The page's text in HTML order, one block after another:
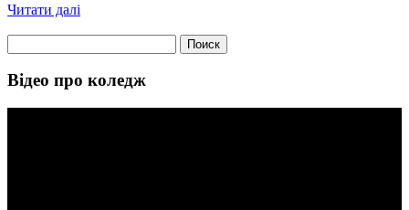
Читати далі
Відео про коледж